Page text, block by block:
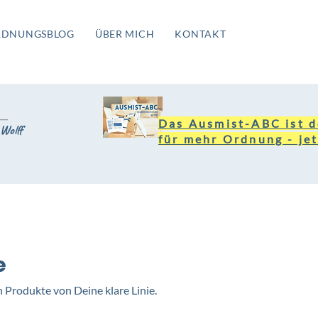
ÜBER MICH KONTAKT
Das Ausmist-ABC ist
für mehr Ordnung -
von Deine klare Linie.